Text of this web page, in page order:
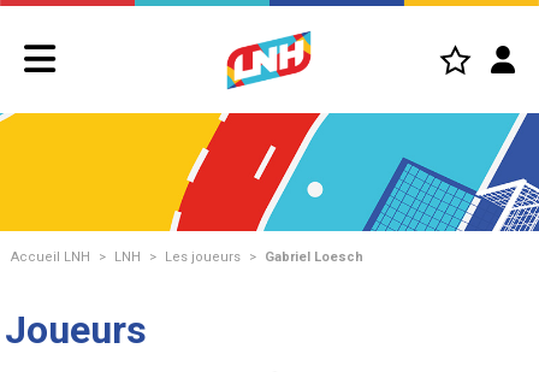
Accueil LNH > LNH > Les joueurs > Gabriel Loesch
Joueurs